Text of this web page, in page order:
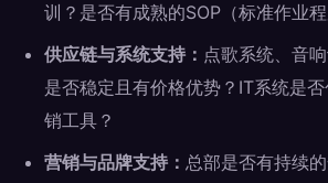
训？是否有成熟的SOP（标准作业
供应链与系统支持： 点歌系统、音
是否稳定且有价格优势？IT系统是
销工具？
营销与品牌支持： 总部是否有持续